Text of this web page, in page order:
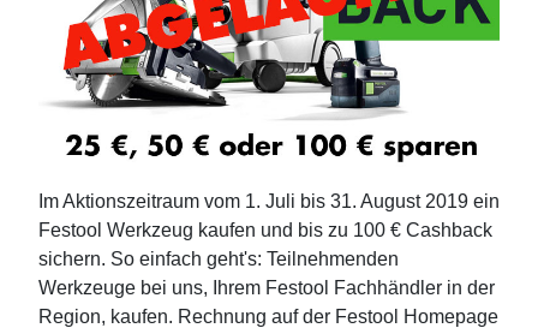
Im Aktionszeitraum vom 1. Juli bis 31. August 2019 ein
Festool Werkzeug kaufen und bis zu 100 € Cashback
sichern. So einfach geht's: Teilnehmenden
Werkzeuge bei uns, Ihrem Festool Fachhändler in der
Region, kaufen. Rechnung auf der Festool Homepage